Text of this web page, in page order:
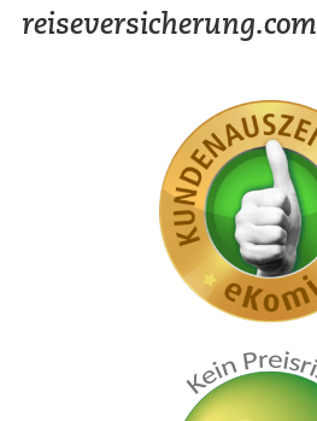
reiseversicherung.com